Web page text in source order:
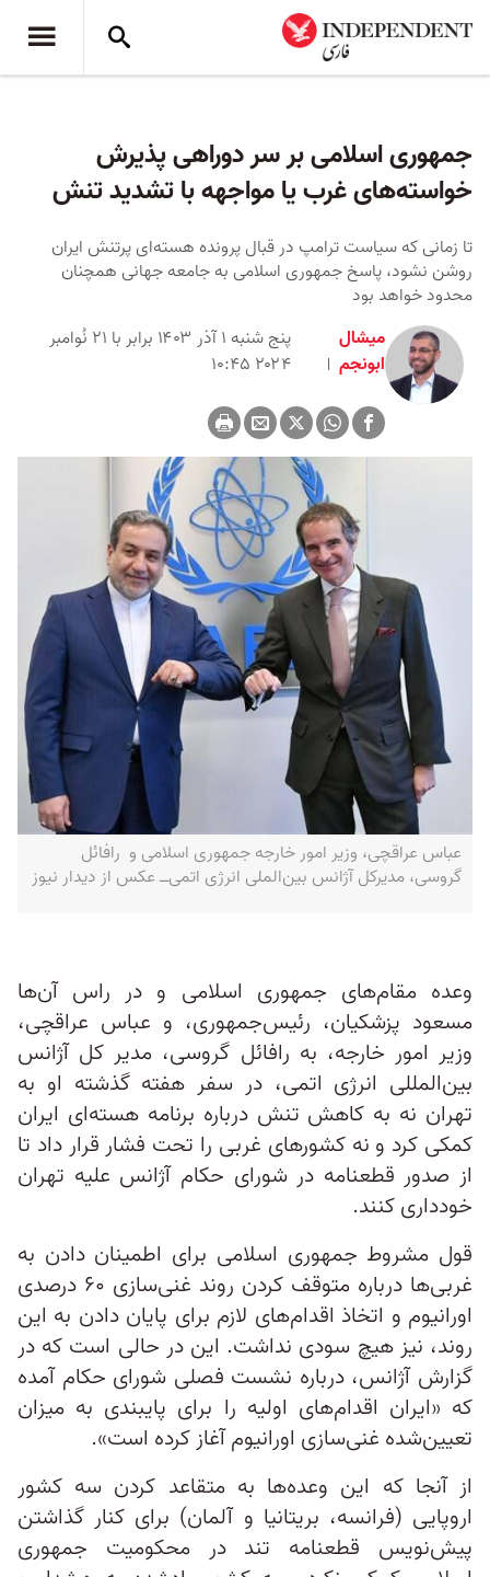
جمهوری اسلامی بر سر دوراهی پذیرش
خواسته‌های غرب یا مواجهه با تشدید تنش
تا زمانی که سیاست ترامپ در قبال پرونده هسته‌ای پرتنش ایران
روشن نشود، پاسخ جمهوری اسلامی به جامعه جهانی همچنان
محدود خواهد بود
میشال
ابونجم
پنج شنبه ۱ آذر ۱۴۰۳ برابر با ۲۱ نُوامبر
۲۰۲۴ ۱۰:۴۵
عباس عراقچی، وزیر امور خارجه جمهوری اسلامی و رافائل
گروسی، مدیرکل آژانس بین‌الملی انرژی اتمی‌ــ عکس از دیدار نیوز
وعده‌ مقام‌های جمهوری اسلامی و در راس آن‌ها
مسعود پزشکیان، رئیس‌جمهوری، و عباس عراقچی،
وزیر امور خارجه، به رافائل گروسی، مدیر کل آژانس
بین‌المللی انرژی اتمی، در سفر هفته گذشته‌ او به
تهران نه به کاهش تنش درباره برنامه هسته‌ای ایران
کمکی کرد و نه کشورهای غربی را تحت فشار قرار داد تا
از صدور قطعنامه در شورای حکام آژانس علیه تهران
خودداری کنند.
قول مشروط جمهوری اسلامی برای اطمینان دادن به
غربی‌ها درباره متوقف کردن روند غنی‌سازی ۶۰ درصدی
اورانیوم و اتخاذ اقدام‌های لازم برای پایان دادن به این
روند، نیز هیچ سودی نداشت. این در حالی است که در
گزارش آژانس، درباره نشست فصلی شورای حکام آمده
که «ایران اقدام‌های اولیه را برای پایبندی به میزان
تعیین‌شده غنی‌سازی اورانیوم آغاز کرده است».
از آنجا که این وعده‌ها به متقاعد کردن سه کشور
اروپایی (فرانسه، بریتانیا و آلمان) برای کنار گذاشتن
پیش‌نویس قطعنامه تند در محکومیت جمهوری